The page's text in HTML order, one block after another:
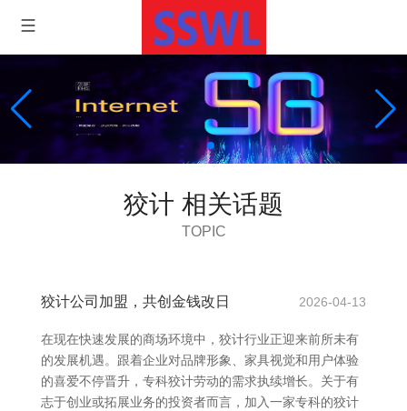
狡计 相关话题
TOPIC
狡计公司加盟，共创金钱改日 2026-04-13
在现在快速发展的商场环境中，狡计行业正迎来前所未有
的发展机遇。跟着企业对品牌形象、家具视觉和用户体验
的喜爱不停晋升，专科狡计劳动的需求执续增长。关于有
志于创业或拓展业务的投资者而言，加入一家专科的狡计